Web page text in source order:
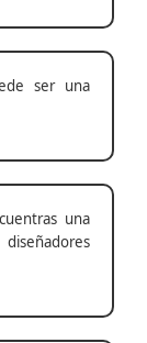
ser una
una